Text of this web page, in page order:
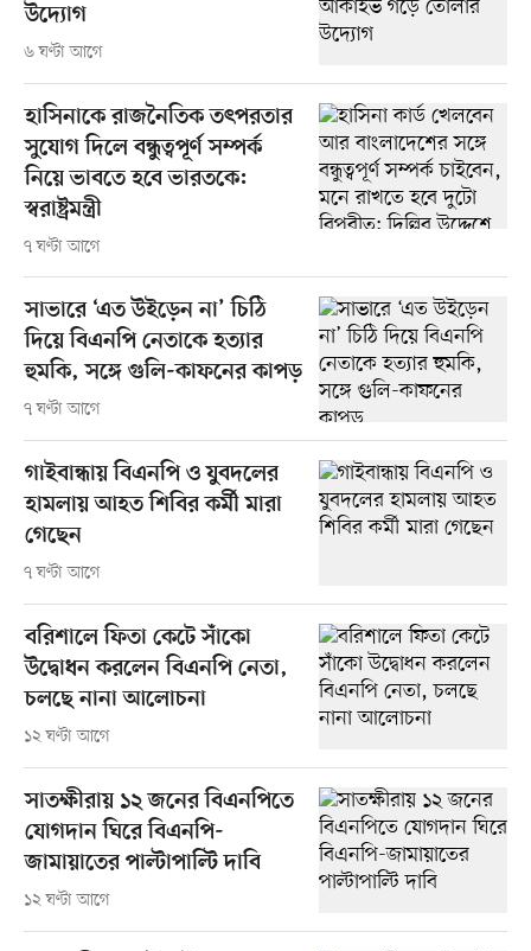
উদ্যোগ
৬ ঘণ্টা আগে
হাসিনাকে রাজনৈতিক তৎপরতার
সুযোগ দিলে বন্ধুত্বপূর্ণ সম্পর্ক
নিয়ে ভাবতে হবে ভারতকে:
স্বরাষ্ট্রমন্ত্রী
৭ ঘণ্টা আগে
সাভারে ‘এত উইড়েন না’ চিঠি
দিয়ে বিএনপি নেতাকে হত্যার
হুমকি, সঙ্গে গুলি-কাফনের কাপড়
৭ ঘণ্টা আগে
গাইবান্ধায় বিএনপি ও যুবদলের
হামলায় আহত শিবির কর্মী মারা
গেছেন
৭ ঘণ্টা আগে
বরিশালে ফিতা কেটে সাঁকো
উদ্বোধন করলেন বিএনপি নেতা,
চলছে নানা আলোচনা
১২ ঘণ্টা আগে
সাতক্ষীরায় ১২ জনের বিএনপিতে
যোগদান ঘিরে বিএনপি-
জামায়াতের পাল্টাপাল্টি দাবি
১২ ঘণ্টা আগে